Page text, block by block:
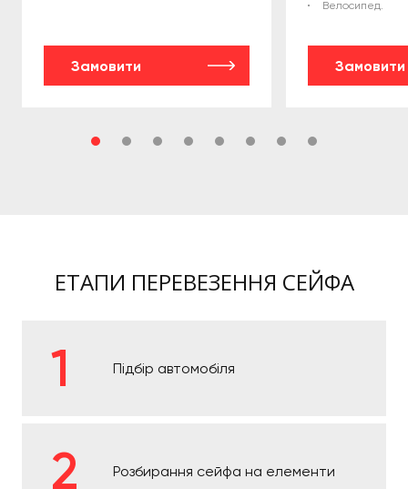
Замовити
Велосипед.
Замовити
ЕТАПИ ПЕРЕВЕЗЕННЯ СЕЙФА
Підбір автомобіля
Розбирання сейфа на елементи